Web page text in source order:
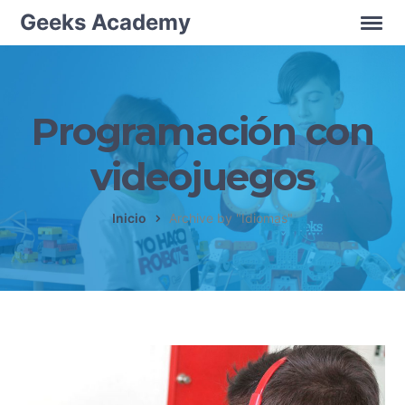
Geeks Academy
Programación con
videojuegos
Inicio Archive by "Idiomas"